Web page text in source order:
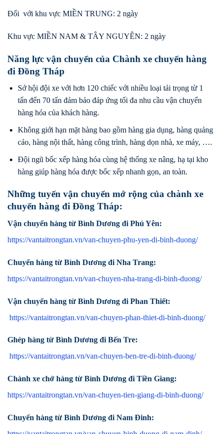
Đối với khu vực MIỀN TRUNG: 2 ngày
Khu vực MIỀN NAM & TÂY NGUYÊN: 2 ngày
Năng lực vận chuyển của Chành xe chuyển hàng
đi Đồng Tháp
Sở hội đội xe với hơn 120 chiếc với nhiều loại tải trọng từ 1
tấn đến 70 tấn đảm bảo đáp ứng tối đa nhu cầu vận chuyển
hàng hóa của khách hàng.
Không giới hạn mặt hàng bao gồm hàng gia dụng, hàng quảng
cáo, hàng nội thất, hàng công trình, hàng dọn nhà, xe máy, ….
Đội ngũ bốc xếp hàng hóa cùng hệ thống xe nâng, hạ tại kho
hàng giúp hàng hóa được bốc xếp nhanh gọn, an toàn.
Những tuyến vận chuyển mở rộng của chành xe
chuyển hàng đi Đồng Tháp:
Vận chuyển hàng từ Bình Dương đi Phú Yên:
https://vantaitrongtan.vn/van-chuyen-phu-yen-di-binh-duong/
Chuyển hàng từ Bình Dương đi Nha Trang:
https://vantaitrongtan.vn/van-chuyen-nha-trang-di-binh-duong/
Vận chuyển hàng từ Bình Dương đi Phan Thiết:
https://vantaitrongtan.vn/van-chuyen-phan-thiet-di-binh-duong/
Ghép hàng từ Bình Dương đi Bến Tre:
https://vantaitrongtan.vn/van-chuyen-ben-tre-di-binh-duong/
Chành xe chở hàng từ Bình Dương đi Tiền Giang:
https://vantaitrongtan.vn/van-chuyen-tien-giang-di-binh-duong/
Chuyển hàng từ Bình Dương đi Nam Đinh: